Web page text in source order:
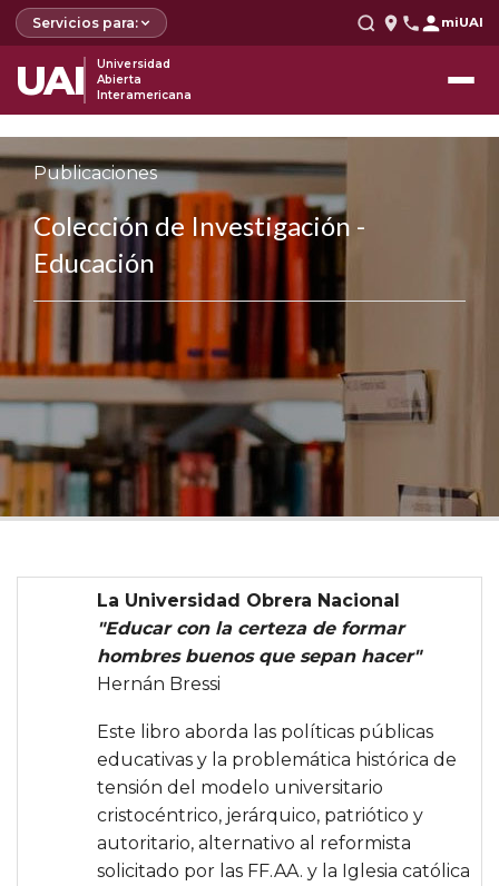
Servicios para: miUAI
UAI
Universidad
Abierta
Interamericana
Publicaciones
Colección de Investigación -
Educación
La Universidad Obrera Nacional
"Educar con la certeza de formar
hombres buenos que sepan hacer"
Hernán Bressi
Este libro aborda las políticas públicas
educativas y la problemática histórica de
tensión del modelo universitario
cristocéntrico, jerárquico, patriótico y
autoritario, alternativo al reformista
solicitado por las FF.AA. y la Iglesia católica